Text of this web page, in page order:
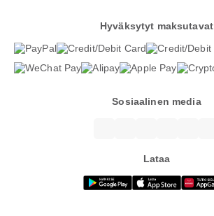
Hyväksytyt maksutavat
Sosiaalinen media
Lataa